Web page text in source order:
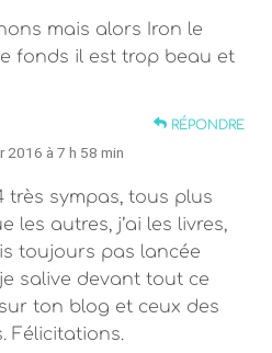
mais alors Iron le
fonds il est trop beau et
RÉPONDRE
2016 à 7 h 58 min
très sympas, tous plus
les autres, j’ai les livres,
toujours pas lancée
salive devant tout ce
ton blog et ceux des
Félicitations.